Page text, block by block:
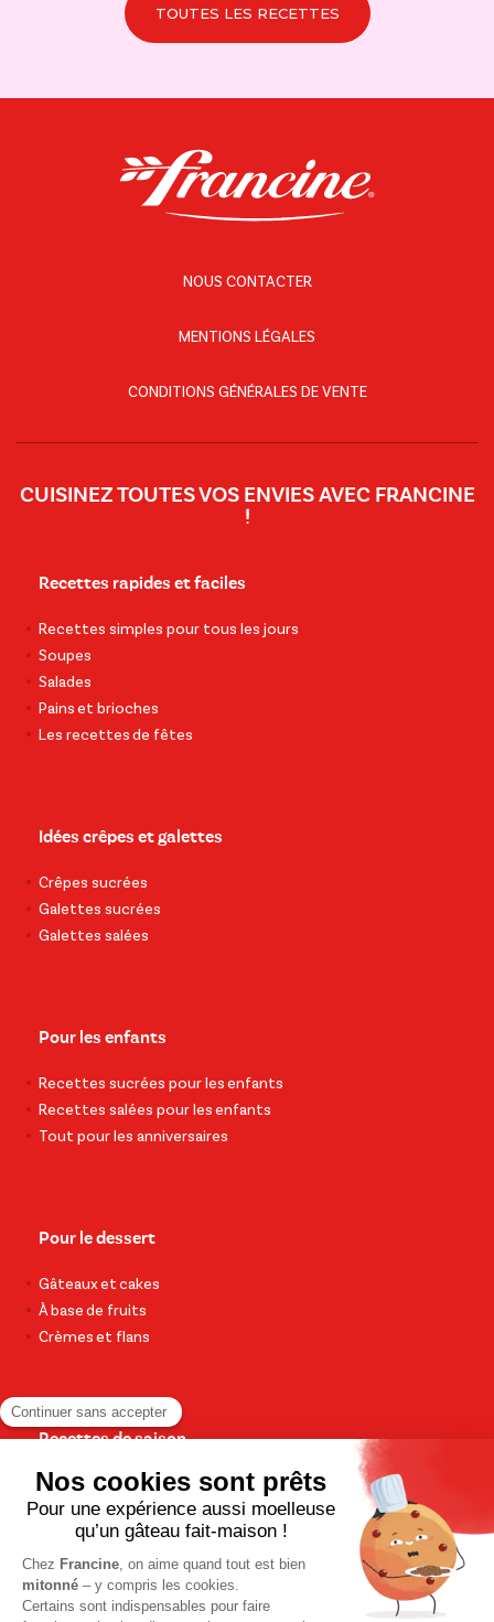
TOUTES LES RECETTES
NOUS CONTACTER
MENTIONS LÉGALES
CONDITIONS GÉNÉRALES DE VENTE
CUISINEZ TOUTES VOS ENVIES AVEC FRANCINE
!
Recettes rapides et faciles
Recettes simples pour tous les jours
Soupes
Salades
Pains et brioches
Les recettes de fêtes
Idées crêpes et galettes
Crêpes sucrées
Galettes sucrées
Galettes salées
Pour les enfants
Recettes sucrées pour les enfants
Recettes salées pour les enfants
Tout pour les anniversaires
Pour le dessert
Gâteaux et cakes
À base de fruits
Crèmes et flans
Recettes de saison
Printemps
Été
Automne
Hiver